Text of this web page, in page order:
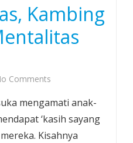
Kambing
Comments
Sebelas,
Kambing
Hitam
mengamati anak-
‘kasih sayang
Kisahnya